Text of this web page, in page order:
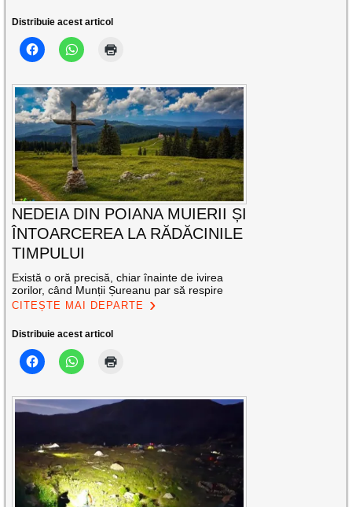
Distribuie acest articol
NEDEIA DIN POIANA MUIERII ȘI
ÎNTOARCEREA LA RĂDĂCINILE
TIMPULUI
Există o oră precisă, chiar înainte de ivirea
zorilor, când Munții Șureanu par să respire
CITEȘTE MAI DEPARTE
Distribuie acest articol